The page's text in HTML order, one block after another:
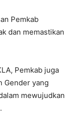
Pemkab
dan memastikan
Pemkab juga
Gender yang
mewujudkan